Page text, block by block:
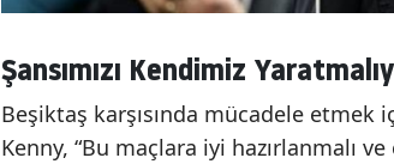
Şansımızı Kendimiz
Beşiktaş karşısında mücadele
Kenny, “Bu maçlara iyi hazırlanmalı